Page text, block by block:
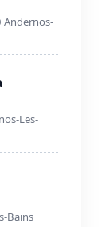
Andernos-
Les-
Bains